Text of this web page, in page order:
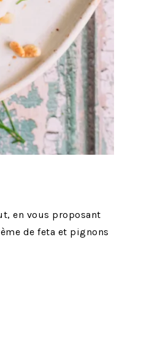
en vous proposant
de feta et pignons